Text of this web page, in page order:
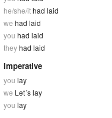
he/she/ithad laid
we had laid
you had laid
theyhad laid
Imperative
you lay
we Let´s lay
you lay